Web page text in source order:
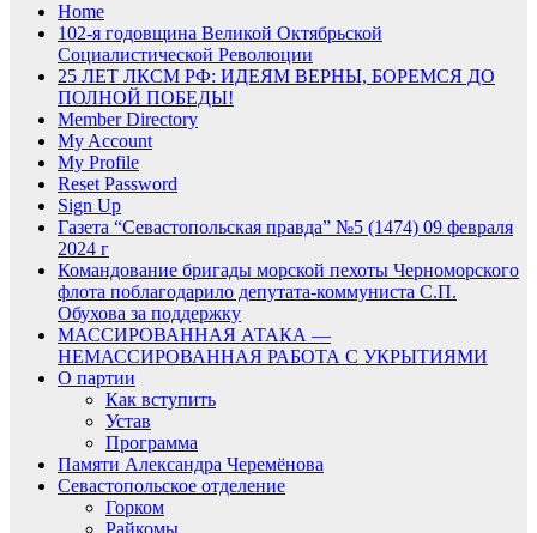
Home
102-я годовщина Великой Октябрьской
Социалистической Революции
25 ЛЕТ ЛКСМ РФ: ИДЕЯМ ВЕРНЫ, БОРЕМСЯ ДО
ПОЛНОЙ ПОБЕДЫ!
Member Directory
My Account
My Profile
Reset Password
Sign Up
Газета “Севастопольская правда” №5 (1474) 09 февраля
2024 г
Командование бригады морской пехоты Черноморского
флота поблагодарило депутата-коммуниста С.П.
Обухова за поддержку
МАССИРОВАННАЯ АТАКА —
НЕМАССИРОВАННАЯ РАБОТА С УКРЫТИЯМИ
О партии
Как вступить
Устав
Программа
Памяти Александра Черемёнова
Севастопольское отделение
Горком
Райкомы